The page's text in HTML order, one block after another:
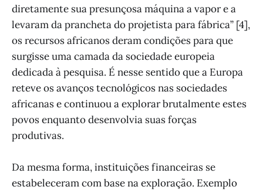
diretamente sua presunçosa máquina a vapor e a
levaram da prancheta do projetista para fábrica” [4],
os recursos africanos deram condições para que
surgisse uma camada da sociedade europeia
dedicada à pesquisa. É nesse sentido que a Europa
reteve os avanços tecnológicos nas sociedades
africanas e continuou a explorar brutalmente estes
povos enquanto desenvolvia suas forças
produtivas.
Da mesma forma, instituições financeiras se
estabeleceram com base na exploração. Exemplo